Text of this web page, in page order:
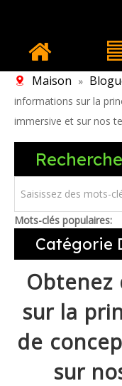
Maison »
informations sur la
immersive et sur nos
Mots-clés populaires:
Catégorie
sur la
de
sur